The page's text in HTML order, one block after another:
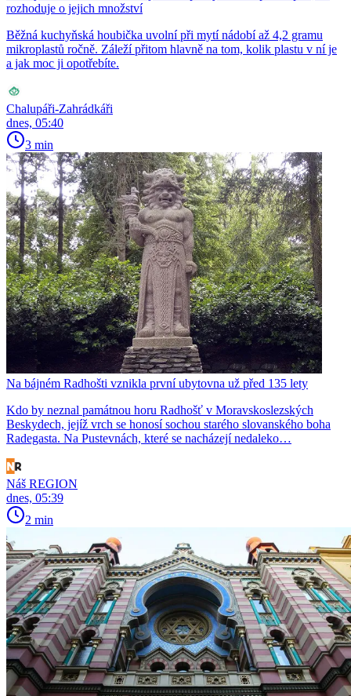
rozhoduje o jejich množství
Běžná kuchyňská houbička uvolní při mytí nádobí až 4,2 gramu
mikroplastů ročně. Záleží přitom hlavně na tom, kolik plastu v ní je
a jak moc ji opotřebíte.
Chalupáři-Zahrádkáři
dnes, 05:40
3 min
Na bájném Radhošti vznikla první ubytovna už před 135 lety
Kdo by neznal památnou horu Radhošť v Moravskoslezských
Beskydech, jejíž vrch se honosí sochou starého slovanského boha
Radegasta. Na Pustevnách, které se nacházejí nedaleko…
Náš REGION
dnes, 05:39
2 min